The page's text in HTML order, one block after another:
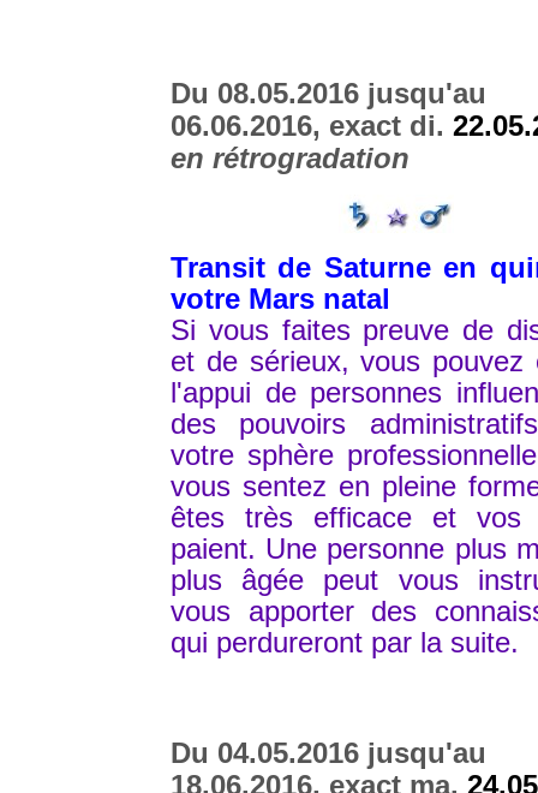
Du 08.05.2016 jusqu'au
06.06.2016, exact di.
en rétrogradation
Transit de Saturne en
votre Mars natal
Si vous faites preuve de
et de sérieux, vous pouvez
l'appui de personnes
des pouvoirs
votre sphère
vous sentez en pleine
êtes très efficace et vos
paient. Une personne plus
plus âgée peut vous
vous apporter des
qui perdureront par la suite.
Du 04.05.2016 jusqu'au
18.06.2016, exact ma.